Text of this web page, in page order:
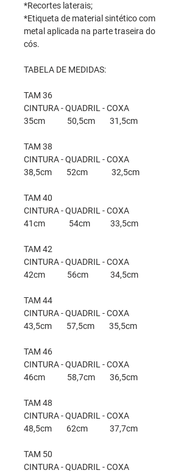
*Recortes laterais;
*Etiqueta de material sintético com
metal aplicada na parte traseira do
cós.
TABELA DE MEDIDAS:
TAM 36
CINTURA - QUADRIL - COXA
35cm 50,5cm 31,5cm
TAM 38
CINTURA - QUADRIL - COXA
38,5cm 52cm 32,5cm
TAM 40
CINTURA - QUADRIL - COXA
41cm 54cm 33,5cm
TAM 42
CINTURA - QUADRIL - COXA
42cm 56cm 34,5cm
TAM 44
CINTURA - QUADRIL - COXA
43,5cm 57,5cm 35,5cm
TAM 46
CINTURA - QUADRIL - COXA
46cm 58,7cm 36,5cm
TAM 48
CINTURA - QUADRIL - COXA
48,5cm 62cm 37,7cm
TAM 50
CINTURA - QUADRIL - COXA